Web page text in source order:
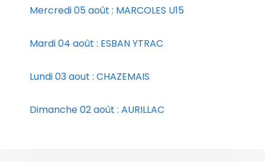
Mercredi 05 août : MARCOLES U15
Mardi 04 août : ESBAN YTRAC
Lundi 03 aout : CHAZEMAIS
Dimanche 02 août : AURILLAC